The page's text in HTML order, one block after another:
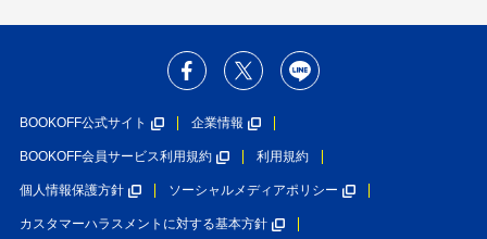
BOOKOFF公式サイト 企業情報
BOOKOFF会員サービス利用規約 利用規約
個人情報保護方針 ソーシャルメディアポリシー
カスタマーハラスメントに対する基本方針